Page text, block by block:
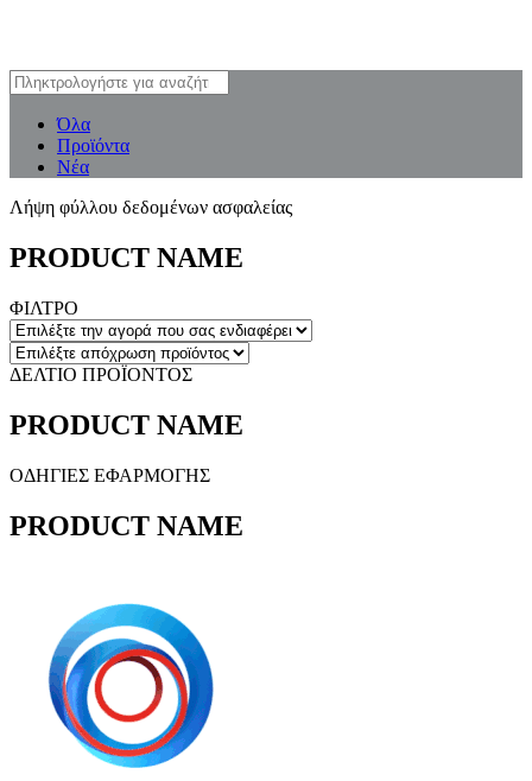
Όλα
Προϊόντα
Νέα
Λήψη φύλλου δεδομένων ασφαλείας
PRODUCT NAME
ΦΙΛΤΡΟ
ΔΕΛΤΙΟ ΠΡΟΪΟΝΤΟΣ
PRODUCT NAME
ΟΔΗΓΙΕΣ ΕΦΑΡΜΟΓΗΣ
PRODUCT NAME